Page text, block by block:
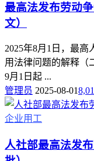
最高法发布劳动
文）
2025年8月1日，最
用法律问题的解释（
9月1日起 ...
管理员 2025-08-01
企业用工
人社部最高法发